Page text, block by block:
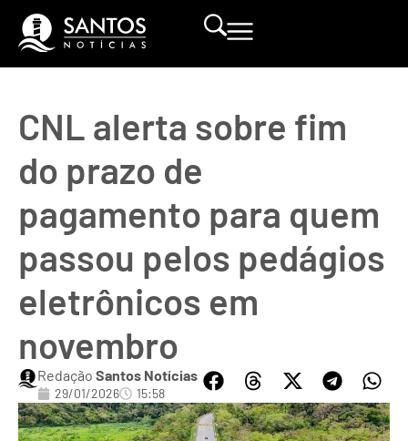
CNL alerta sobre fim
do prazo de
pagamento para quem
passou pelos pedágios
eletrônicos em
novembro
Redação Santos Notícias
29/01/2026 15:58